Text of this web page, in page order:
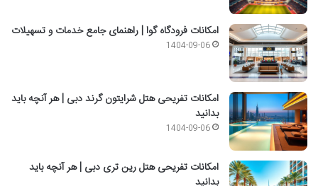
امکانات فرودگاه گوا | راهنمای جامع خدمات و تسهیلات
1404-09-06
امکانات تفریحی هتل شرایتون گرند دبی | هر آنچه باید
بدانید
1404-09-06
امکانات تفریحی هتل رین تری دبی | هر آنچه باید
بدانید